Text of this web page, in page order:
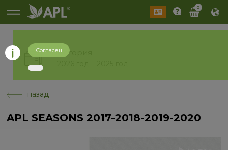
0
История
назад
APL SEASONS 2017-2018-2019-2020
Согласен